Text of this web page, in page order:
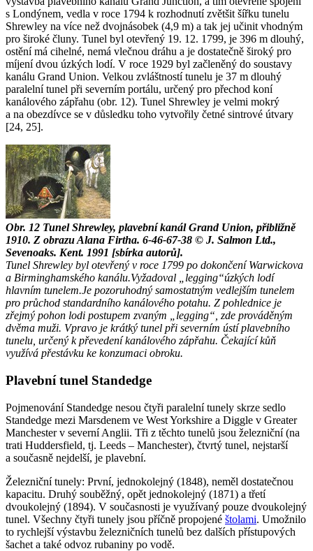
s Londýnem, vedla v roce 1794 k rozhodnutí zvětšit šířku tunelu
Shrewley na více než dvojnásobek (4,9 m) a tak jej učinit vhodným
pro široké čluny. Tunel byl otevřený 19. 12. 1799, je 396 m dlouhý,
ostění má cihelné, nemá vlečnou dráhu a je dostatečně široký pro
míjení dvou úzkých lodí. V roce 1929 byl začleněný do soustavy
kanálu Grand Union. Velkou zvláštností tunelu je 37 m dlouhý
paralelní tunel při severním portálu, určený pro přechod koní
kanálového zápřahu (obr. 12). Tunel Shrewley je velmi mokrý
a na obezdívce se v důsledku toho vytvořily četné sintrové útvary
[24, 25].
Obr. 12 Tunel Shrewley, plavební kanál Grand Union, přibližně
1910. Z obrazu Alana Firtha. 6-46-67-38 © J. Salmon Ltd.,
Sevenoaks. Kent. 1991 [sbírka autorů].
Tunel Shrewley byl otevřený v roce 1799 po dokončení Warwickova
a Birminghamského kanálu.Vyžadoval „legging“úzkých lodí
hlavním tunelem.Je pozoruhodný samostatným vedlejším tunelem
pro průchod standardního kanálového potahu. Z pohlednice je
zřejmý pohon lodi postupem zvaným „legging“, zde prováděným
dvěma muži. Vpravo je krátký tunel při severním ústí plavebního
tunelu, určený k převedení kanálového zápřahu. Čekající kůň
využívá přestávku ke konzumaci obroku.
Plavební tunel Standedge
Pojmenování Standedge nesou čtyři paralelní tunely skrze sedlo
Standedge mezi Marsdenem ve West Yorkshire a Diggle v Greater
Manchester v severní Anglii. Tři z těchto tunelů jsou železniční (na
trati Huddersfield, tj. Leeds – Manchester), čtvrtý tunel, nejstarší
a současně nejdelší, je plavební.
Železniční tunely: První, jednokolejný (1848), neměl dostatečnou
kapacitu. Druhý souběžný, opět jednokolejný (1871) a třetí
dvoukolejný (1894). V současnosti je využívaný pouze dvoukolejný
tunel. Všechny čtyři tunely jsou příčně propojené štolami. Umožnilo
to rychlejší výstavbu železničních tunelů bez dalších přístupových
šachet a také odvoz rubaniny po vodě.